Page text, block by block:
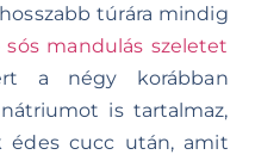
túrára mindig
sós mandulás szeletet
a négy korábban
is tartalmaz,
édes cucc után, amit